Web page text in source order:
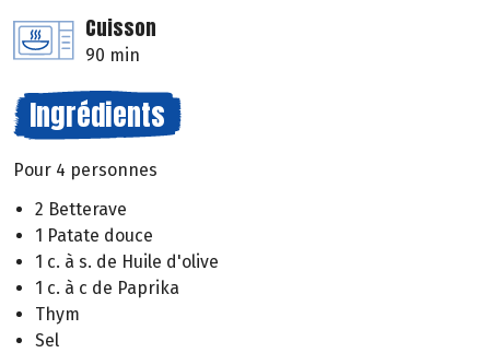
Cuisson
90 min
Ingrédients
Pour 4 personnes
2 Betterave
1 Patate douce
1 c. à s. de Huile d'olive
1 c. à c de Paprika
Thym
Sel